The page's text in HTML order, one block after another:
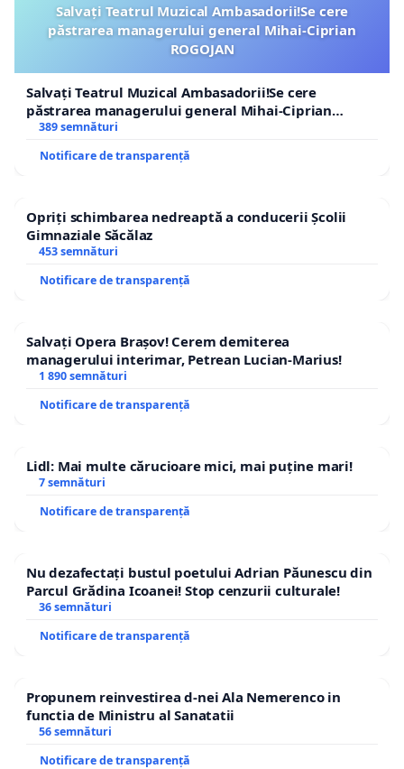
Salvați Teatrul Muzical Ambasadorii!Se cere
păstrarea managerului general Mihai-Ciprian
ROGOJAN
Salvați Teatrul Muzical Ambasadorii!Se cere
păstrarea managerului general Mihai-Ciprian
ROGOJAN
389 semnături
Notificare de transparență
Opriți schimbarea nedreaptă a conducerii Școlii
Gimnaziale Săcălaz
453 semnături
Notificare de transparență
Salvați Opera Brașov! Cerem demiterea
managerului interimar, Petrean Lucian-Marius!
1 890 semnături
Notificare de transparență
Lidl: Mai multe cărucioare mici, mai puține mari!
7 semnături
Notificare de transparență
Nu dezafectați bustul poetului Adrian Păunescu din
Parcul Grădina Icoanei! Stop cenzurii culturale!
36 semnături
Notificare de transparență
Propunem reinvestirea d-nei Ala Nemerenco in
functia de Ministru al Sanatatii
56 semnături
Notificare de transparență